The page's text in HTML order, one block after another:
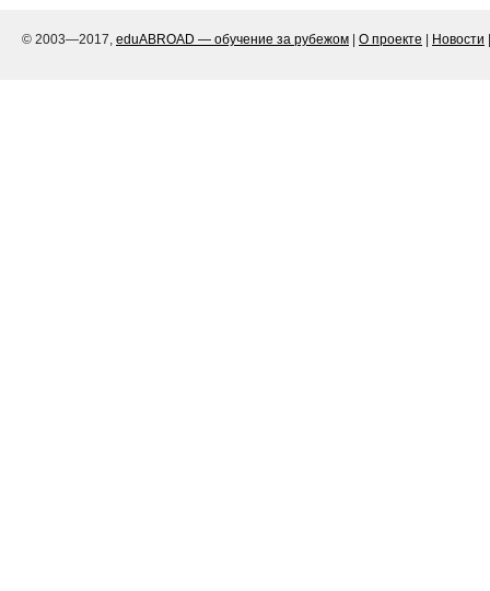
© 2003—2017, eduABROAD — обучение за рубежом О проекте Новости